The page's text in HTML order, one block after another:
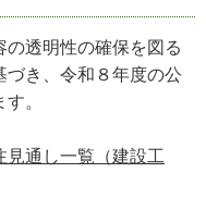
透明性の確保を図る
づき、令和８年度の公
。
通し一覧（建設工